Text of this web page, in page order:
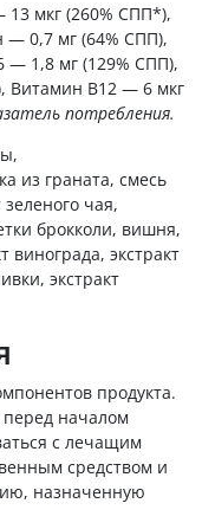
мкг (260% СПП*),
— 0,7 мг (64% СПП),
— 1,8 мг (129% СПП),
Витамин B12 — 6 мкг
потребления.
из граната, смесь
зеленого чая,
брокколи, вишня,
винограда, экстракт
экстракт
продукта.
началом
с лечащим
средством и
назначенную